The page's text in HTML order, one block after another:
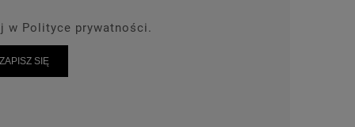
w Polityce prywatności.
ZAPISZ SIĘ